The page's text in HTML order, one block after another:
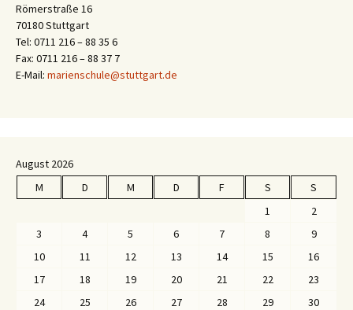
Römerstraße 16
70180 Stuttgart
Tel: 0711 216 – 88 35 6
Fax: 0711 216 – 88 37 7
E-Mail: marienschule@stuttgart.de
August 2026
M
D M D F S
S
1
2
3
4 5 6 7 8
9
10
11 12 13 14 15
16
17
18 19 20 21 22
23
24
25 26 27 28 29
30